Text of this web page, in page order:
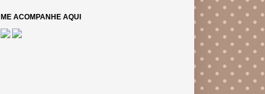
ME ACOMPANHE AQUI